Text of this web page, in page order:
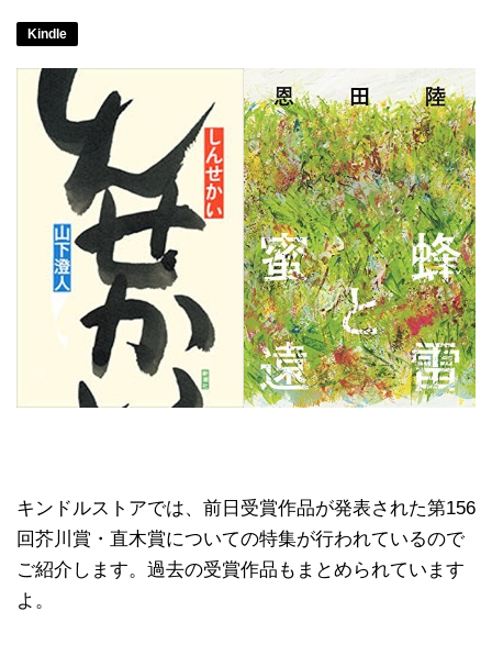
Kindle
キンドルストアでは、前日受賞作品が発表された第156
回芥川賞・直木賞についての特集が行われているので
ご紹介します。過去の受賞作品もまとめられています
よ。